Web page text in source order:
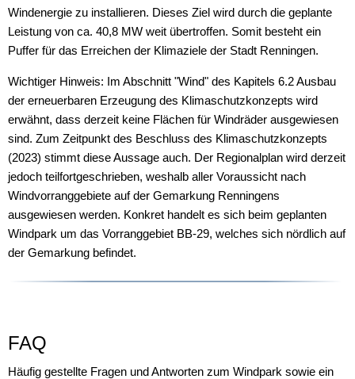
Windenergie zu installieren. Dieses Ziel wird durch die geplante
Leistung von ca. 40,8 MW weit übertroffen. Somit besteht ein
Puffer für das Erreichen der Klimaziele der Stadt Renningen.
Wichtiger Hinweis: Im Abschnitt "Wind" des Kapitels 6.2 Ausbau
der erneuerbaren Erzeugung des Klimaschutzkonzepts wird
erwähnt, dass derzeit keine Flächen für Windräder ausgewiesen
sind. Zum Zeitpunkt des Beschluss des Klimaschutzkonzepts
(2023) stimmt diese Aussage auch. Der Regionalplan wird derzeit
jedoch teilfortgeschrieben, weshalb aller Voraussicht nach
Windvorranggebiete auf der Gemarkung Renningens
ausgewiesen werden. Konkret handelt es sich beim geplanten
Windpark um das Vorranggebiet BB-29, welches sich nördlich auf
der Gemarkung befindet.
FAQ
Häufig gestellte Fragen und Antworten zum Windpark sowie ein